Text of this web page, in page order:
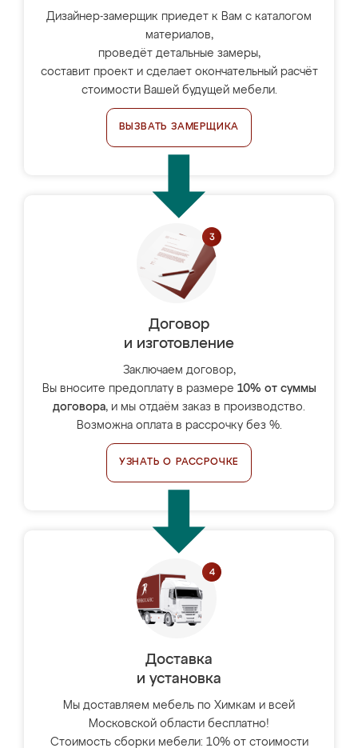
Дизайнер-замерщик приедет к Вам с каталогом
материалов,
проведёт детальные замеры,
составит проект и сделает окончательный расчёт
стоимости Вашей будущей мебели.
ВЫЗВАТЬ ЗАМЕРЩИКА
Договор
и изготовление
Заключаем договор,
Вы вносите предоплату в размере 10% от суммы
договора, и мы отдаём заказ в производство.
Возможна оплата в рассрочку без %.
УЗНАТЬ О РАССРОЧКЕ
Доставка
и установка
Мы доставляем мебель по Химкам и всей
Московской области бесплатно!
Стоимость сборки мебели: 10% от стоимости